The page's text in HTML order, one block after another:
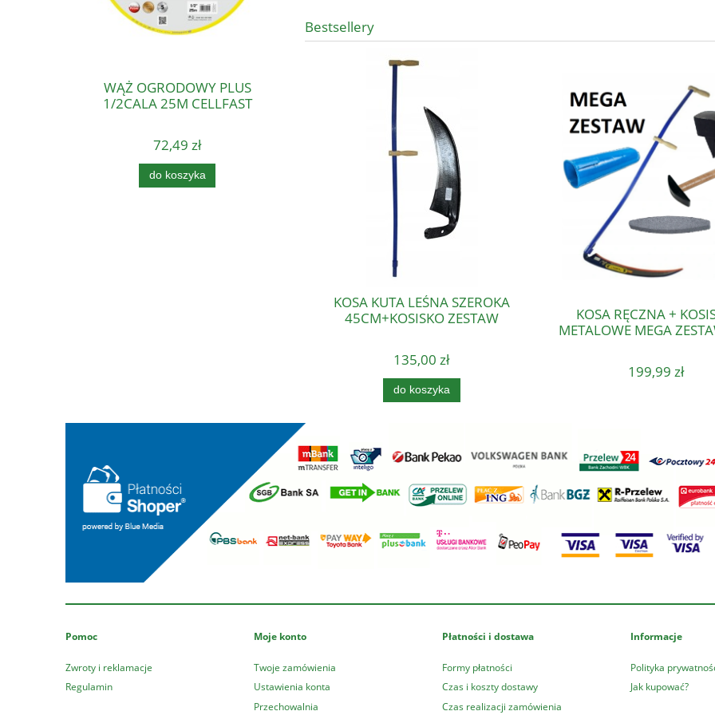
WĄŻ OGRODOWY PLUS
1/2CALA 25M CELLFAST
72,49 zł
do koszyka
Bestsellery
KOSA KUTA LEŚNA SZEROKA
45CM+KOSISKO ZESTAW
135,00 zł
do koszyka
KOSA RĘCZNA + KOSISKO
METALOWE MEGA ZESTAW
199,99 zł
Pomoc
Zwroty i reklamacje
Regulamin
Moje konto
Twoje zamówienia
Ustawienia konta
Przechowalnia
Płatności i dostawa
Formy płatności
Czas i koszty dostawy
Czas realizacji zamówienia
Informacje
Polityka
Jak kupować?